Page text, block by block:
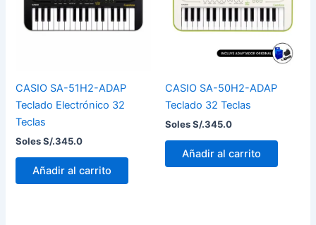
CASIO SA-51H2-ADAP
Teclado Electrónico 32
Teclas
Soles S/.345.0
Añadir al carrito
CASIO SA-50H2-ADAP
Teclado 32 Teclas
Soles S/.345.0
Añadir al carrito